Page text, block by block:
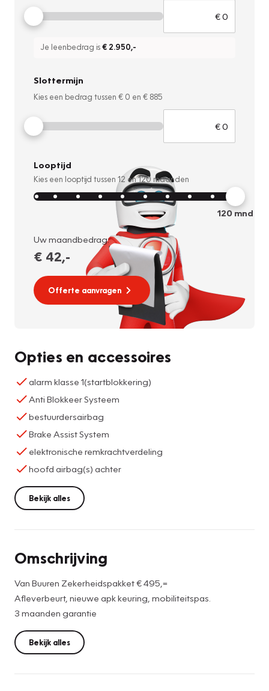
Je leenbedrag is€ 2.950,-
Slottermijn
Kies een bedrag tussen € 0 en € 885
Looptijd
Kies een looptijd tussen 12 en120 maanden
120mnd
Uw maandbedrag:
€ 42,-
Offerte aanvragen
Opties en accessoires
alarm klasse 1(startblokkering)
Anti Blokkeer Systeem
bestuurdersairbag
Brake Assist System
elektronische remkrachtverdeling
hoofd airbag(s) achter
Bekijk alles
Omschrijving
Van Buuren Zekerheidspakket € 495,=
Afleverbeurt, nieuwe apk keuring, mobiliteitspas.
3 maanden garantie
Bekijk alles